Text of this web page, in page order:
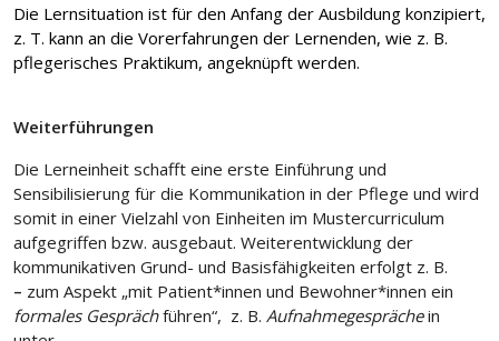
Die Lernsituation ist für den Anfang der Ausbildung konzipiert,
z. T. kann an die Vorerfahrungen der Lernenden, wie z. B.
pflegerisches Praktikum, angeknüpft werden.
Weiterführungen
Die Lerneinheit schafft eine erste Einführung und
Sensibilisierung für die Kommunikation in der Pflege und wird
somit in einer Vielzahl von Einheiten im Mustercurriculum
aufgegriffen bzw. ausgebaut. Weiterentwicklung der
kommunikativen Grund- und Basisfähigkeiten erfolgt z. B.
– zum Aspekt „mit Patient*innen und Bewohner*innen ein
formales Gesprächführen“, z. B. Aufnahmegesprächein